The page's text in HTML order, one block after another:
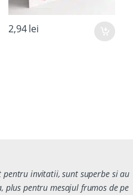
2,94lei
invitatii, sunt superbe si au
plus pentru mesajul frumos de pe